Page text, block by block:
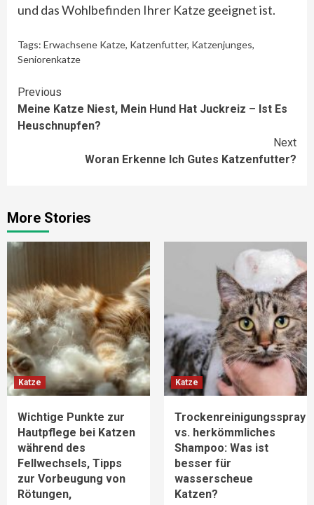
und das Wohlbefinden Ihrer Katze geeignet ist.
Tags: Erwachsene Katze, Katzenfutter, Katzenjunges,
Seniorenkatze
Continue
Reading
Previous
Meine Katze Niest, Mein Hund Hat Juckreiz – Ist Es
Heuschnupfen?
Next
Woran Erkenne Ich Gutes Katzenfutter?
More Stories
Katze
Wichtige Punkte zur
Hautpflege bei Katzen
während des
Fellwechsels, Tipps
zur Vorbeugung von
Rötungen,
Katze
Trockenreinigungsspray
vs. herkömmliches
Shampoo: Was ist
besser für
wasserscheue
Katzen?